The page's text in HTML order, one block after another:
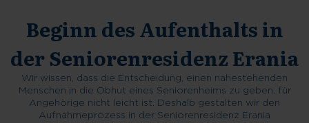
Beginn des Aufenthalts in
der Seniorenresidenz Erania
Wir wissen, dass die Entscheidung, einen nahestehenden
Menschen in die Obhut eines Seniorenheims zu geben, für
Angehörige nicht leicht ist. Deshalb gestalten wir den
Aufnahmeprozess in der Seniorenresidenz Erania